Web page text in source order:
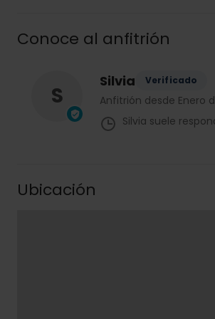
Conoce al anfitrión
S
Silvia Verificado
Anfitrión desde Enero
Silvia suele
Ubicación